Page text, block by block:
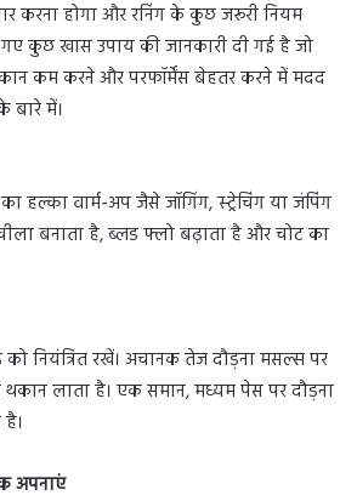
करना होगा और रनिंग के कुछ जरूरी नियम
गए कुछ खास उपाय की जानकारी दी गई है जो
कम करने और परफॉर्मेंस बेहतर करने में मदद
बारे में।
हल्का वार्म-अप जैसे जॉगिंग, स्ट्रेचिंग या जंपिंग
बनाता है, ब्लड फ्लो बढ़ाता है और चोट का
नियंत्रित रखें। अचानक तेज दौड़ना मसल्स पर
थकान लाता है। एक समान, मध्यम पेस पर दौड़ना
अपनाएं